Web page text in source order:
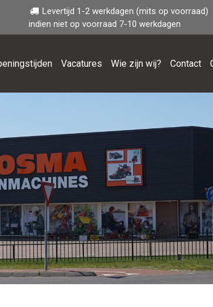
Levertijd 1-2 werkdagen (mits op voorraad)
indien niet op voorraad 7-10 werkdagen
Vacatures Wie zijn wij? Contact